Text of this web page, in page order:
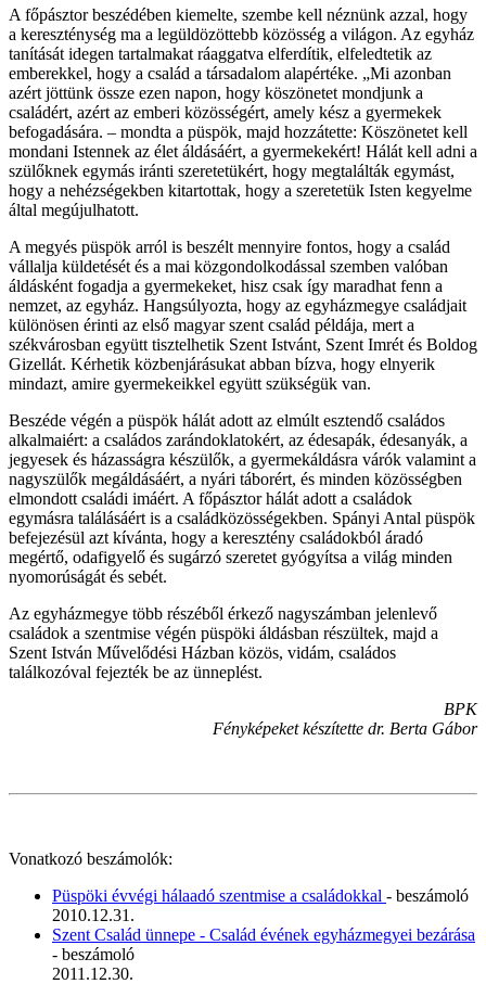
A főpásztor beszédében kiemelte, szembe kell néznünk azzal, hogy
a kereszténység ma a legüldözöttebb közösség a világon. Az egyház
tanítását idegen tartalmakat ráaggatva elferdítik, elfeledtetik az
emberekkel, hogy a család a társadalom alapértéke. „Mi azonban
azért jöttünk össze ezen napon, hogy köszönetet mondjunk a
családért, azért az emberi közösségért, amely kész a gyermekek
befogadására. – mondta a püspök, majd hozzátette: Köszönetet kell
mondani Istennek az élet áldásáért, a gyermekekért! Hálát kell adni a
szülőknek egymás iránti szeretetükért, hogy megtalálták egymást,
hogy a nehézségekben kitartottak, hogy a szeretetük Isten kegyelme
által megújulhatott.
A megyés püspök arról is beszélt mennyire fontos, hogy a család
vállalja küldetését és a mai közgondolkodással szemben valóban
áldásként fogadja a gyermekeket, hisz csak így maradhat fenn a
nemzet, az egyház. Hangsúlyozta, hogy az egyházmegye családjait
különösen érinti az első magyar szent család példája, mert a
székvárosban együtt tisztelhetik Szent Istvánt, Szent Imrét és Boldog
Gizellát. Kérhetik közbenjárásukat abban bízva, hogy elnyerik
mindazt, amire gyermekeikkel együtt szükségük van.
Beszéde végén a püspök hálát adott az elmúlt esztendő családos
alkalmaiért: a családos zarándoklatokért, az édesapák, édesanyák, a
jegyesek és házasságra készülők, a gyermekáldásra várók valamint a
nagyszülők megáldásáért, a nyári táborért, és minden közösségben
elmondott családi imáért. A főpásztor hálát adott a családok
egymásra találásáért is a családközösségekben. Spányi Antal püspök
befejezésül azt kívánta, hogy a keresztény családokból áradó
megértő, odafigyelő és sugárzó szeretet gyógyítsa a világ minden
nyomorúságát és sebét.
Az egyházmegye több részéből érkező nagyszámban jelenlevő
családok a szentmise végén püspöki áldásban részültek, majd a
Szent István Művelődési Házban közös, vidám, családos
találkozóval fejezték be az ünneplést.
BPK
Fényképeket készítette dr. Berta Gábor
Vonatkozó beszámolók:
Püspöki évvégi hálaadó szentmise a családokkal - beszámoló
2010.12.31.
Szent Család ünnepe - Család évének egyházmegyei bezárása
- beszámoló
2011.12.30.